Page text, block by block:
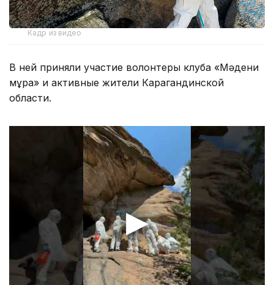
Кадр из видео
В ней приняли участие волонтеры клуба «Мәдени
мұра» и активные жители Карагандинской
области.